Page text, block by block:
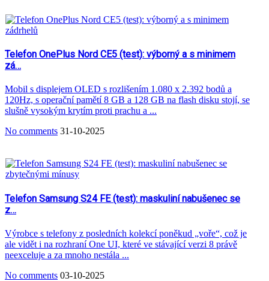
Telefon OnePlus Nord CE5 (test): výborný a s minimem
zá…
Mobil s displejem OLED s rozlišením 1.080 x 2.392 bodů a
120Hz, s operační pamětí 8 GB a 128 GB na flash disku stojí, se
slušně vysokým krytím proti prachu a ...
No comments 31-10-2025
Telefon Samsung S24 FE (test): maskuliní nabušenec se
z…
Výrobce s telefony z posledních kolekcí poněkud „voře“, což je
ale vidět i na rozhraní One UI, které ve stávající verzi 8 právě
neexceluje a za mnoho nestála ...
No comments 03-10-2025